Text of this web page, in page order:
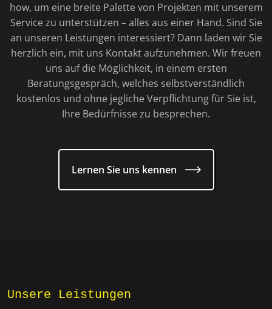
how, um eine breite Palette von Projekten mit unserem
Service zu unterstützen – alles aus einer Hand. Sind Sie
an unseren Leistungen interessiert? Dann laden wir Sie
herzlich ein, mit uns Kontakt aufzunehmen. Wir freuen
uns auf die Möglichkeit, in einem ersten
Beratungsgespräch, welches selbstverständlich
kostenlos und ohne jegliche Verpflichtung für Sie ist,
Ihre Bedürfnisse zu besprechen.
Lernen Sie uns kennen
Unsere Leistungen